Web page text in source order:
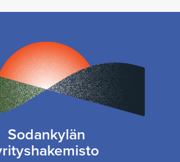
Sodankylän